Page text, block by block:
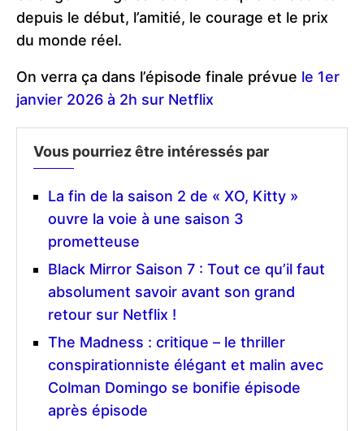
depuis le début, l’amitié, le courage et le prix
du monde réel.
On verra ça dans l’épisode finale prévue le 1er
janvier 2026 à 2h sur Netflix
Vous pourriez être intéressés par
La fin de la saison 2 de « XO, Kitty »
ouvre la voie à une saison 3
prometteuse
Black Mirror Saison 7 : Tout ce qu’il faut
absolument savoir avant son grand
retour sur Netflix !
The Madness : critique – le thriller
conspirationniste élégant et malin avec
Colman Domingo se bonifie épisode
après épisode